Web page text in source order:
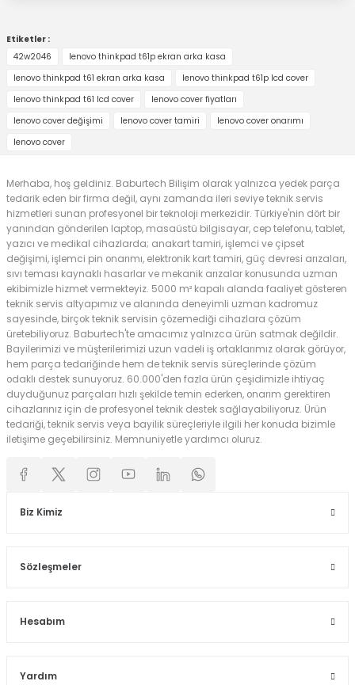
Etiketler :
42w2046
lenovo thinkpad t61p ekran arka kasa
lenovo thinkpad t61 ekran arka kasa
lenovo thinkpad t61p lcd cover
lenovo thinkpad t61 lcd cover
lenovo cover fiyatları
lenovo cover değişimi
lenovo cover tamiri
lenovo cover onarımı
lenovo cover
Merhaba, hoş geldiniz. Baburtech Bilişim olarak yalnızca yedek parça
tedarik eden bir firma değil, aynı zamanda ileri seviye teknik servis
hizmetleri sunan profesyonel bir teknoloji merkezidir. Türkiye'nin dört bir
yanından gönderilen laptop, masaüstü bilgisayar, cep telefonu, tablet,
yazıcı ve medikal cihazlarda; anakart tamiri, işlemci ve çipset
değişimi, işlemci pin onarımı, elektronik kart tamiri, güç devresi arızaları,
sıvı teması kaynaklı hasarlar ve mekanik arızalar konusunda uzman
ekibimizle hizmet vermekteyiz. 5000 m² kapalı alanda faaliyet gösteren
teknik servis altyapımız ve alanında deneyimli uzman kadromuz
sayesinde, birçok teknik servisin çözemediği cihazlara çözüm
üretebiliyoruz. Baburtech'te amacımız yalnızca ürün satmak değildir.
Bayilerimizi ve müşterilerimizi uzun vadeli iş ortaklarımız olarak görüyor,
hem parça tedariğinde hem de teknik servis süreçlerinde çözüm
odaklı destek sunuyoruz. 60.000'den fazla ürün çeşidimizle ihtiyaç
duyduğunuz parçaları hızlı şekilde temin ederken, onarım gerektiren
cihazlarınız için de profesyonel teknik destek sağlayabiliyoruz. Ürün
tedariği, teknik servis veya bayilik süreçleriyle ilgili her konuda bizimle
iletişime geçebilirsiniz. Memnuniyetle yardımcı oluruz.
Biz Kimiz
Sözleşmeler
Hesabım
Yardım